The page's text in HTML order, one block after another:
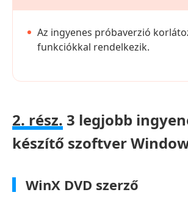
Az ingyenes próbaverzió
funkciókkal rendelkezik.
2. rész. 3 legjobb
készítő szoftver
WinX DVD szerző